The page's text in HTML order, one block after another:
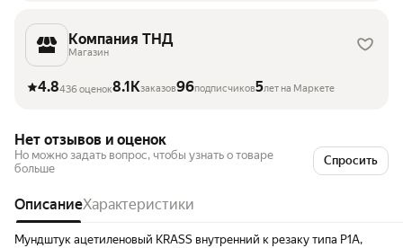
Компания ТНД
Магазин
4.8436 оценок8.1Kзаказов96подписчиков5лет на Маркете
Нет отзывов и оценок
Но можно задать вопрос, чтобы узнать о товаре
больше
Спросить
ОписаниеХарактеристики
Мундштук ацетиленовый KRASS внутренний к резаку типа Р1А,